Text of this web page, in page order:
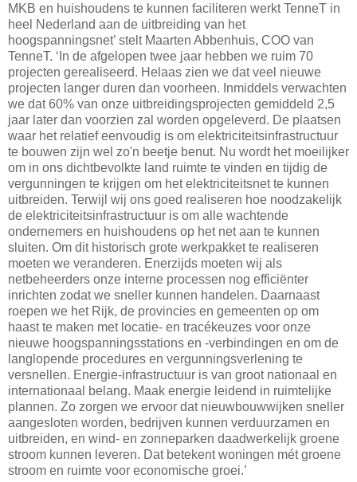
MKB en huishoudens te kunnen faciliteren werkt TenneT in
heel Nederland aan de uitbreiding van het
hoogspanningsnet’ stelt Maarten Abbenhuis, COO van
TenneT. ‘In de afgelopen twee jaar hebben we ruim 70
projecten gerealiseerd. Helaas zien we dat veel nieuwe
projecten langer duren dan voorheen. Inmiddels verwachten
we dat 60% van onze uitbreidingsprojecten gemiddeld 2,5
jaar later dan voorzien zal worden opgeleverd. De plaatsen
waar het relatief eenvoudig is om elektriciteitsinfrastructuur
te bouwen zijn wel zo'n beetje benut. Nu wordt het moeilijker
om in ons dichtbevolkte land ruimte te vinden en tijdig de
vergunningen te krijgen om het elektriciteitsnet te kunnen
uitbreiden. Terwijl wij ons goed realiseren hoe noodzakelijk
de elektriciteitsinfrastructuur is om alle wachtende
ondernemers en huishoudens op het net aan te kunnen
sluiten. Om dit historisch grote werkpakket te realiseren
moeten we veranderen. Enerzijds moeten wij als
netbeheerders onze interne processen nog efficiënter
inrichten zodat we sneller kunnen handelen. Daarnaast
roepen we het Rijk, de provincies en gemeenten op om
haast te maken met locatie- en tracékeuzes voor onze
nieuwe hoogspanningsstations en -verbindingen en om de
langlopende procedures en vergunningsverlening te
versnellen. Energie-infrastructuur is van groot nationaal en
internationaal belang. Maak energie leidend in ruimtelijke
plannen. Zo zorgen we ervoor dat nieuwbouwwijken sneller
aangesloten worden, bedrijven kunnen verduurzamen en
uitbreiden, en wind- en zonneparken daadwerkelijk groene
stroom kunnen leveren. Dat betekent woningen mét groene
stroom en ruimte voor economische groei.’